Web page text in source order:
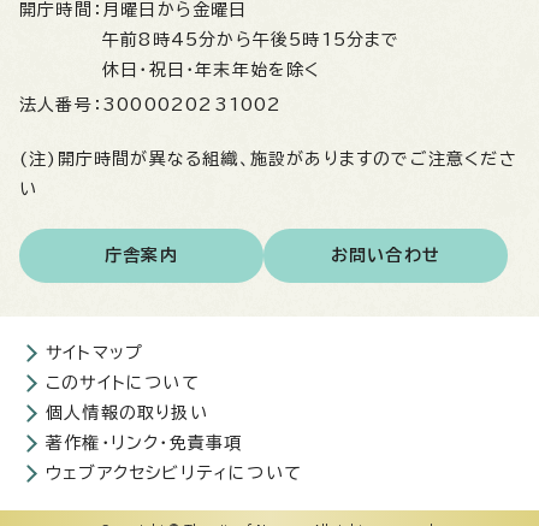
開庁時間： 月曜日から金曜日
午前8時45分から午後5時15分まで
休日・祝日・年末年始を除く
法人番号： 3000020231002
(注)開庁時間が異なる組織、施設がありますのでご注意くださ
い
庁舎案内 お問い合わせ
サイトマップ
このサイトについて
個人情報の取り扱い
著作権・リンク・免責事項
ウェブアクセシビリティについて